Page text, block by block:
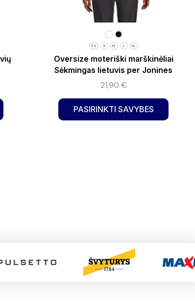
XS S M L XL
Oversize moteriški marškinėliai
Sėkmingas lietuvis per Jonines
21,90 €
PASIRINKTI SAVYBES